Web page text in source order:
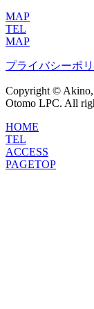
MAP
TEL
MAP
プライバシーポ
Copyright © Akino,
Otomo LPC. All
HOME
TEL
ACCESS
PAGETOP